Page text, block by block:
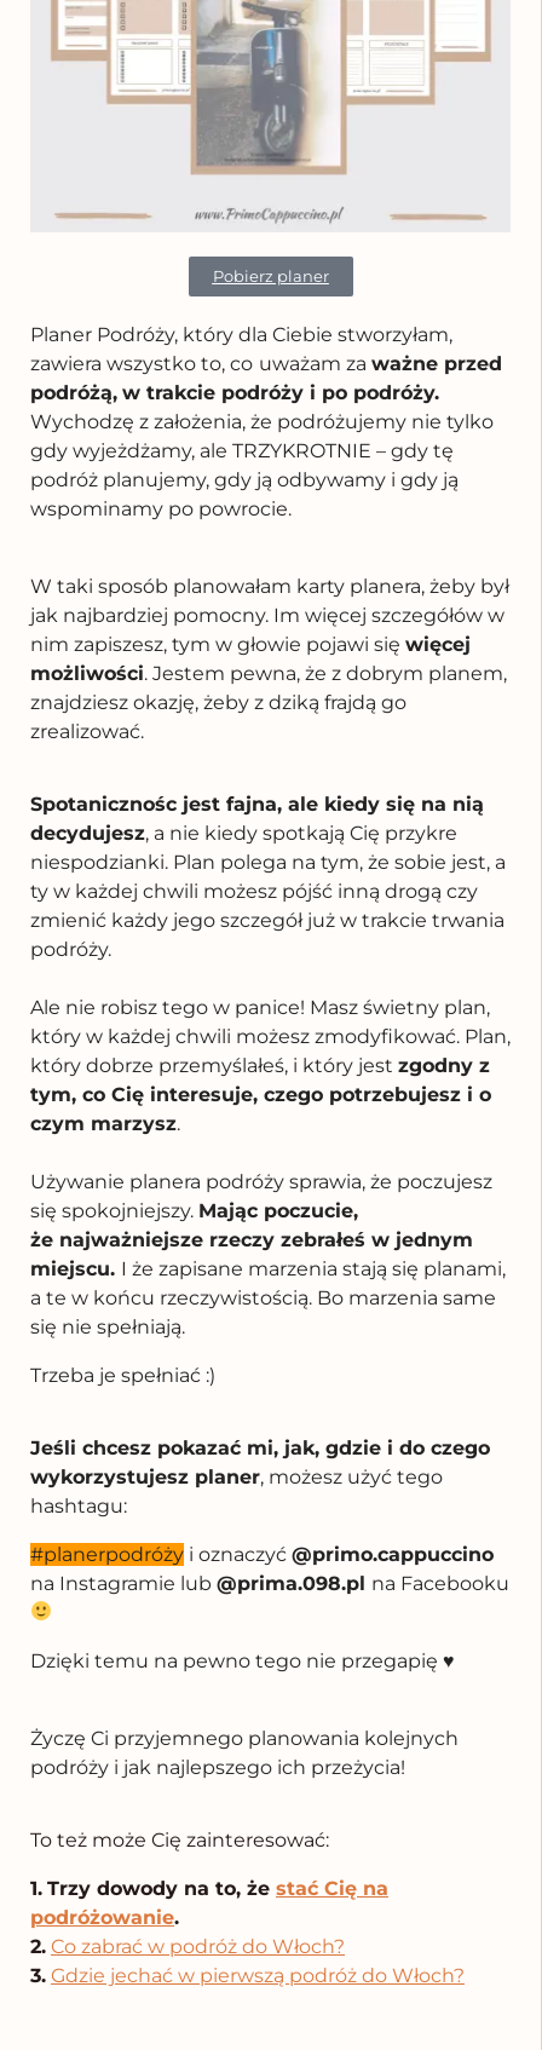
Pobierz planer
Planer Podróży, który dla Ciebie stworzyłam,
zawiera wszystko to, co uważam za ważne przed
podróżą, w trakcie podróży i po podróży.
Wychodzę z założenia, że podróżujemy nie tylko
gdy wyjeżdżamy, ale TRZYKROTNIE – gdy tę
podróż planujemy, gdy ją odbywamy i gdy ją
wspominamy po powrocie.
W taki sposób planowałam karty planera, żeby był
jak najbardziej pomocny. Im więcej szczegółów w
nim zapiszesz, tym w głowie pojawi się więcej
możliwości. Jestem pewna, że z dobrym planem,
znajdziesz okazję, żeby z dziką frajdą go
zrealizować.
Spotanicznośc jest fajna, ale kiedy się na nią
decydujesz, a nie kiedy spotkają Cię przykre
niespodzianki. Plan polega na tym, że sobie jest, a
ty w każdej chwili możesz pójść inną drogą czy
zmienić każdy jego szczegół już w trakcie trwania
podróży.
Ale nie robisz tego w panice! Masz świetny plan,
który w każdej chwili możesz zmodyfikować. Plan,
który dobrze przemyślałeś, i który jest zgodny z
tym, co Cię interesuje, czego potrzebujesz i o
czym marzysz.
Używanie planera podróży sprawia, że poczujesz
się spokojniejszy. Mając poczucie,
że najważniejsze rzeczy zebrałeś w jednym
miejscu. I że zapisane marzenia stają się planami,
a te w końcu rzeczywistością. Bo marzenia same
się nie spełniają.
Trzeba je spełniać :)
Jeśli chcesz pokazać mi, jak, gdzie i do czego
wykorzystujesz planer, możesz użyć tego
hashtagu:
#planerpodróży i oznaczyć @primo.cappuccino
na Instagramie lub @prima.098.pl na Facebooku
Dzięki temu na pewno tego nie przegapię ♥️
Życzę Ci przyjemnego planowania kolejnych
podróży i jak najlepszego ich przeżycia!
To też może Cię zainteresować:
1. Trzy dowody na to, że stać Cię na
podróżowanie.
2. Co zabrać w podróż do Włoch?
3. Gdzie jechać w pierwszą podróż do Włoch?